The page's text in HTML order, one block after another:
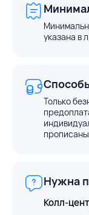
указана в
Только
Нужна
Колл-